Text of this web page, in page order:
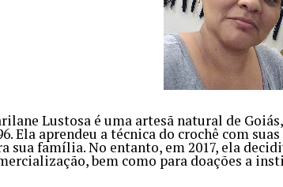
Lustosa é uma artesã natural de
Ela aprendeu a técnica do crochê com
sua família. No entanto, em 2017, ela
bem como para doações a